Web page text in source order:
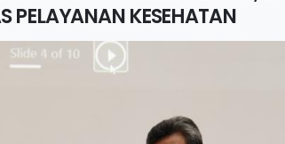
PELAYANAN KESEHATAN